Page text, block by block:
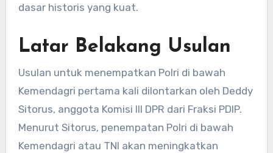
dasar historis yang kuat.
Latar Belakang Usulan
Usulan untuk menempatkan Polri di bawah
Kemendagri pertama kali dilontarkan oleh Deddy
Sitorus, anggota Komisi III DPR dari Fraksi PDIP.
Menurut Sitorus, penempatan Polri di bawah
Kemendagri atau TNI akan meningkatkan